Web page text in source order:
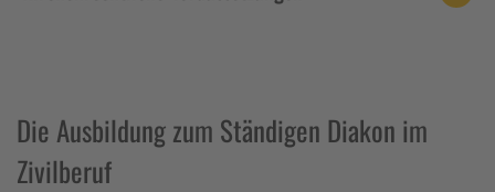
Die Ausbildung zum Ständigen Diakon im
Zivilberuf